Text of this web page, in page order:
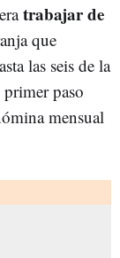
trabajar de
que
las seis de la
paso
mensual